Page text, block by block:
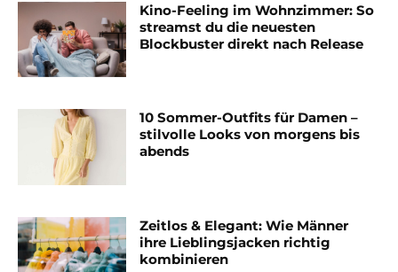
Kino-Feeling im Wohnzimmer: So
streamst du die neuesten
Blockbuster direkt nach Release
10 Sommer-Outfits für Damen –
stilvolle Looks von morgens bis
abends
Zeitlos & Elegant: Wie Männer
ihre Lieblingsjacken richtig
kombinieren